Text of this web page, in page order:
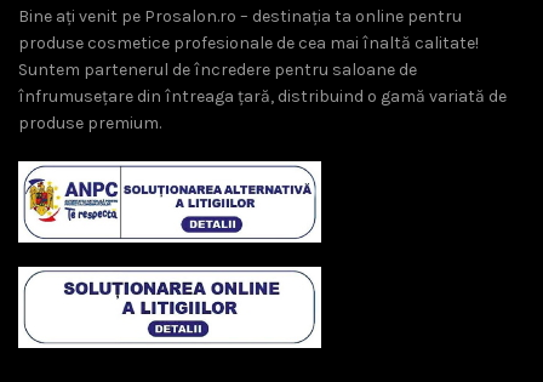
Bine ați venit pe Prosalon.ro – destinația ta online pentru
produse cosmetice profesionale de cea mai înaltă calitate!
Suntem partenerul de încredere pentru saloane de
înfrumusețare din întreaga țară, distribuind o gamă variată de
produse premium.